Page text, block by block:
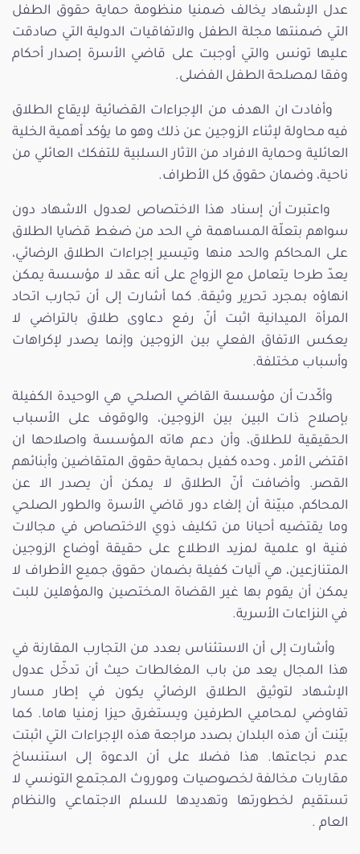
عدل الإشهاد يخالف ضمنيا منظومة حماية حقوق الطفل
التي ضمنتها مجلة الطفل والاتفاقيات الدولية التي صادقت
عليها تونس والتي أوجبت على قاضي الأسرة إصدار أحكام
وفقا لمصلحة الطفل الفضلى.
وأفادت ان الهدف من الإجراءات القضائية لإيقاع الطلاق
فيه محاولة لإثناء الزوجين عن ذلك وهو ما يؤكد أهمية الخلية
العائلية وحماية الافراد من الآثار السلبية للتفكك العائلي من
ناحية، وضمان حقوق كل الأطراف.
واعتبرت أن إسناد هذا الاختصاص لعدول الاشهاد دون
سواهم بتعلّة المساهمة في الحد من ضغط قضايا الطلاق
على المحاكم والحد منها وتيسير إجراءات الطلاق الرضائي،
يعدّ طرحا يتعامل مع الزواج على أنه عقد لا مؤسسة يمكن
انهاؤه بمجرد تحرير وثيقة. كما أشارت إلى أن تجارب اتحاد
المرأة الميدانية اثبت أنّ رفع دعاوى طلاق بالتراضي لا
يعكس الاتفاق الفعلي بين الزوجين وإنما يصدر لإكراهات
وأسباب مختلفة.
وأكّدت أن مؤسسة القاضي الصلحي هي الوحيدة الكفيلة
بإصلاح ذات البين بين الزوجين، والوقوف على الأسباب
الحقيقية للطلاق، وأن دعم هاته المؤسسة واصلاحها ان
اقتضى الأمر ، وحده كفيل بحماية حقوق المتقاضين وأبنائهم
القصر. وأضافت أنّ الطلاق لا يمكن أن يصدر الا عن
المحاكم، مبيّنة أن إلغاء دور قاضي الأسرة والطور الصلحي
وما يقتضيه أحيانا من تكليف ذوي الاختصاص في مجالات
فنية او علمية لمزيد الاطلاع على حقيقة أوضاع الزوجين
المتنازعين، هي آليات كفيلة بضمان حقوق جميع الأطراف لا
يمكن أن يقوم بها غير القضاة المختصين والمؤهلين للبت
في النزاعات الأسرية.
وأشارت إلى أن الاستئناس بعدد من التجارب المقارنة في
هذا المجال يعد من باب المغالطات حيث أن تدخّل عدول
الإشهاد لتوثيق الطلاق الرضائي يكون في إطار مسار
تفاوضي لمحاميي الطرفين ويستغرق حيزا زمنيا هاما. كما
بيّنت أن هذه البلدان بصدد مراجعة هذه الإجراءات التي اثبتت
عدم نجاعتها. هذا فضلا على أن الدعوة إلى استنساخ
مقاربات مخالفة لخصوصيات وموروث المجتمع التونسي لا
تستقيم لخطورتها وتهديدها للسلم الاجتماعي والنظام
العام .